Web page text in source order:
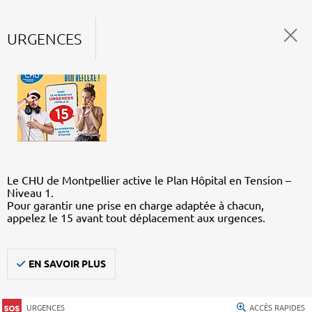
URGENCES
Le CHU de Montpellier active le Plan Hôpital en Tension –
Niveau 1.
Pour garantir une prise en charge adaptée à chacun,
appelez le 15 avant tout déplacement aux urgences.
EN SAVOIR PLUS
URGENCES ACCÈS RAPIDES